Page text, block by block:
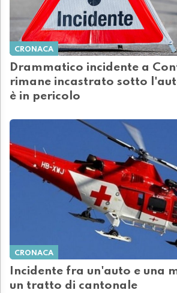
CRONACA
Drammatico incidente a
rimane incastrato sotto
è in pericolo
CRONACA
Incidente fra un'auto e una
un tratto di cantonale